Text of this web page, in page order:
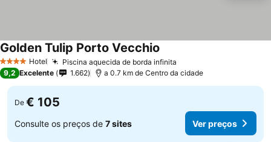
4 EstrelasHotel Piscina aquecida de borda infinita
Golden Tulip Porto Vecchio
9,2 Excelente 1.662 a 0.7 km de Centro da cidade
De € 105
Consulte os preços de 7 sites Ver preços